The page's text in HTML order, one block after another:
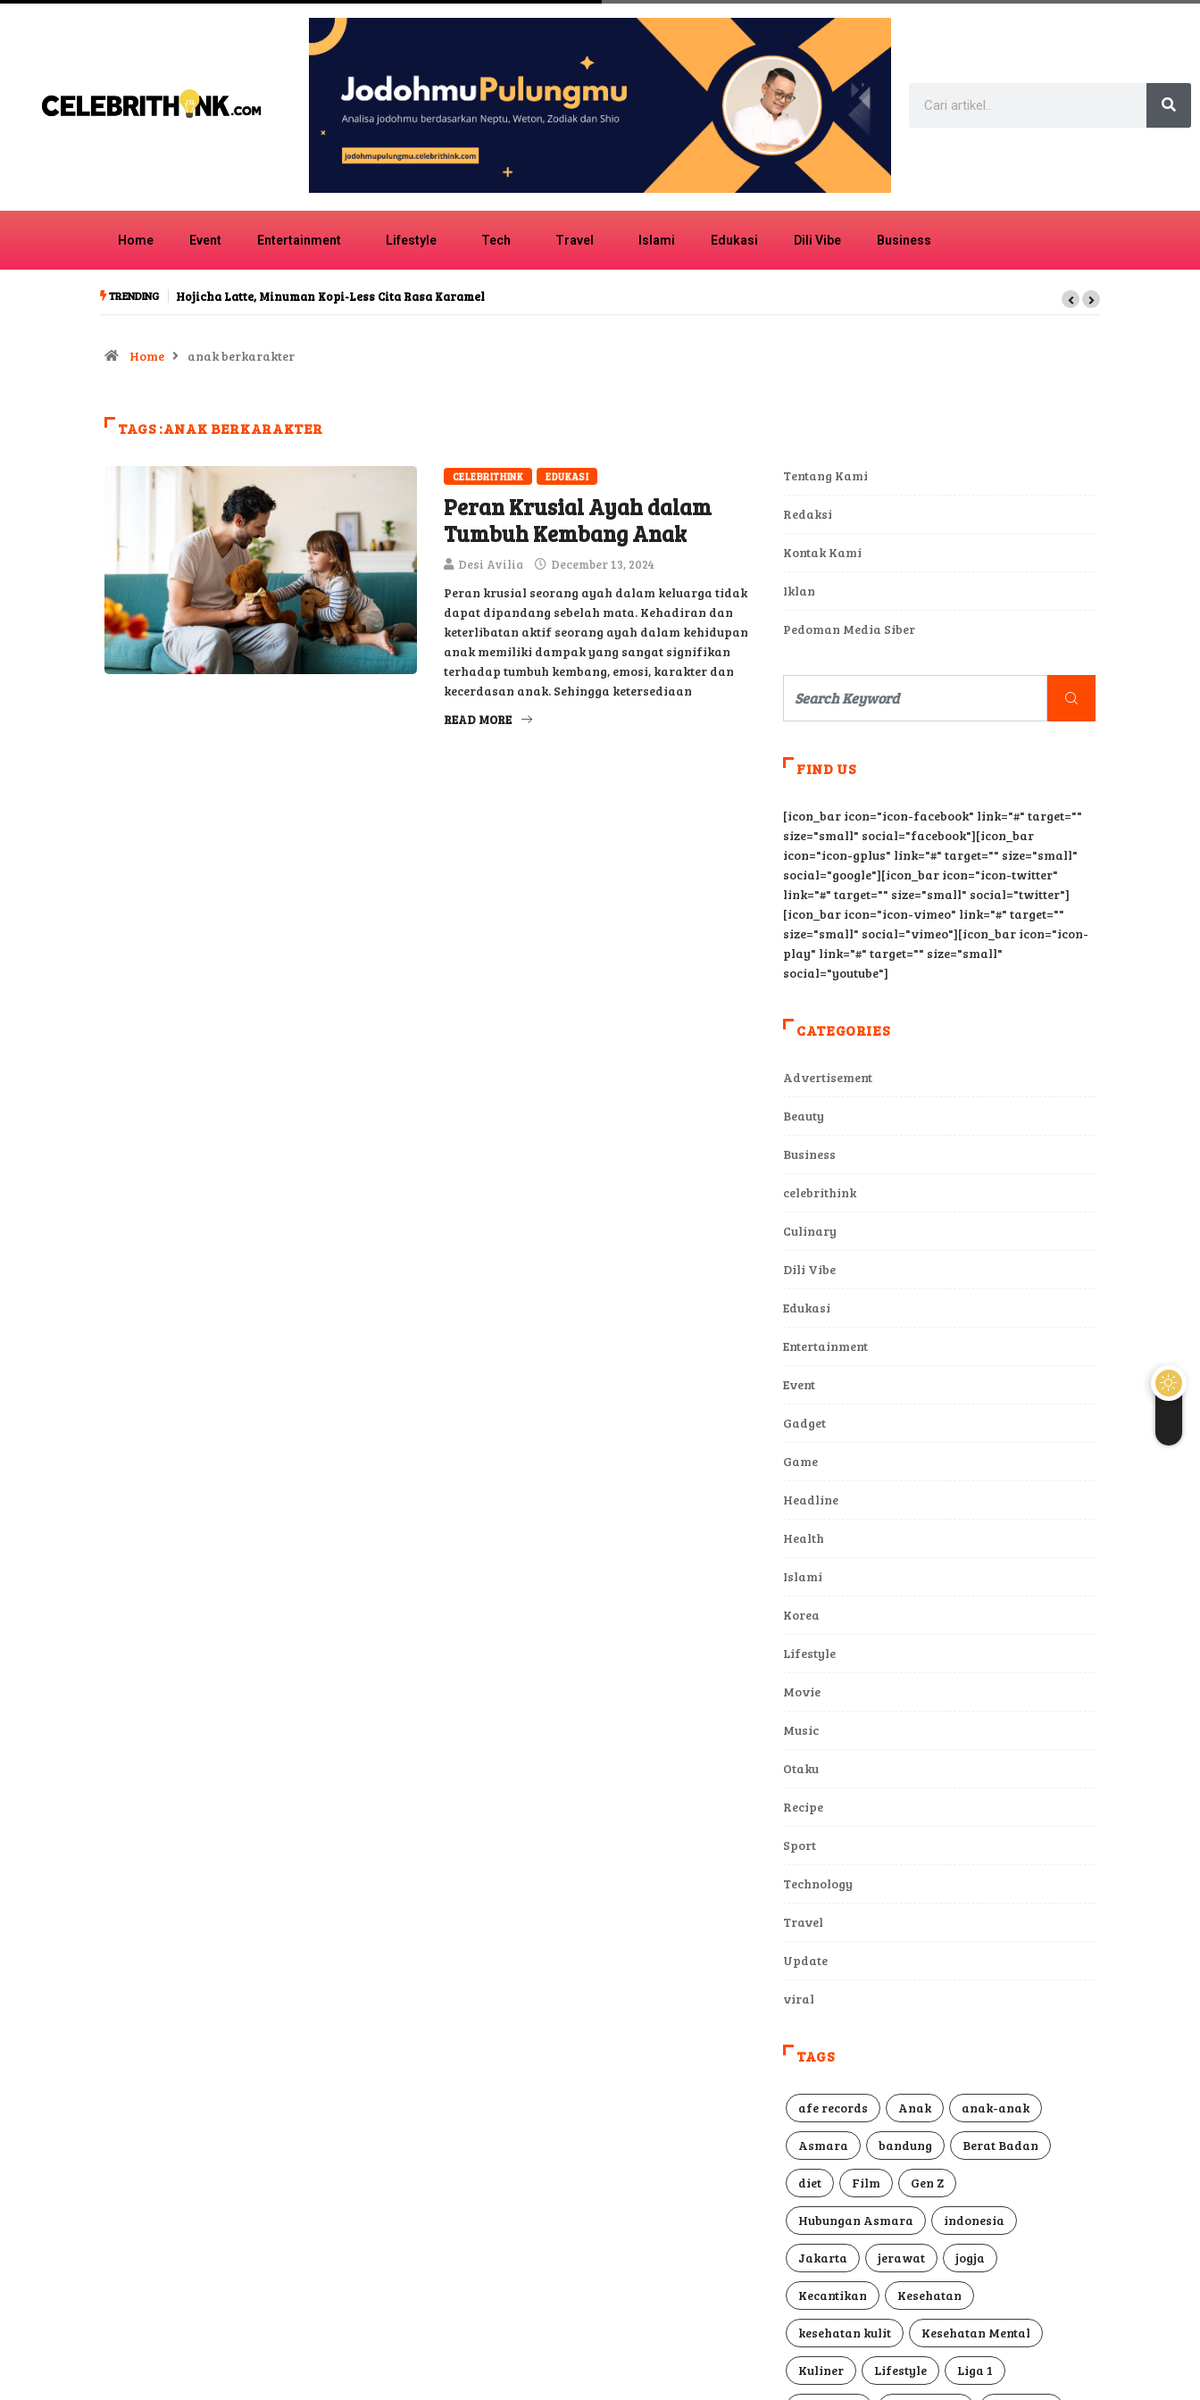
Home Event Entertainment Lifestyle Tech Travel Islami Edukasi Dili Vibe Business
TRENDING
Hojicha Latte, Minuman Kopi-Less Cita Rasa KaramelLagu Honk Girl Group No Na Potret Suasana Angkot
Home anak berkarakter
TAGS :ANAK BERKARAKTER
CELEBRITHINK EDUKASI
Peran Krusial Ayah dalam
Tumbuh Kembang Anak
Desi Avilia December 13, 2024
Peran krusial seorang ayah dalam keluarga tidak
dapat dipandang sebelah mata. Kehadiran dan
keterlibatan aktif seorang ayah dalam kehidupan
anak memiliki dampak yang sangat signifikan
terhadap tumbuh kembang, emosi, karakter dan
kecerdasan anak. Sehingga ketersediaan
READ MORE
Tentang Kami
Redaksi
Kontak Kami
Iklan
Pedoman Media Siber
FIND US
[icon_bar icon="icon-facebook" link="#" target=""
size="small" social="facebook"][icon_bar
icon="icon-gplus" link="#" target="" size="small"
social="google"][icon_bar icon="icon-twitter"
link="#" target="" size="small" social="twitter"]
[icon_bar icon="icon-vimeo" link="#" target=""
size="small" social="vimeo"][icon_bar icon="icon-
play" link="#" target="" size="small"
social="youtube"]
CATEGORIES
Advertisement
Beauty
Business
celebrithink
Culinary
Dili Vibe
Edukasi
Entertainment
Event
Gadget
Game
Headline
Health
Islami
Korea
Lifestyle
Movie
Music
Otaku
Recipe
Sport
Technology
Travel
Update
viral
TAGS
afe records Anak anak-anak
Asmara bandung Berat Badan
diet Film Gen Z
Hubungan Asmara indonesia
Jakarta jerawat jogja
Kecantikan Kesehatan
kesehatan kulit Kesehatan Mental
Kuliner Lifestyle Liga 1